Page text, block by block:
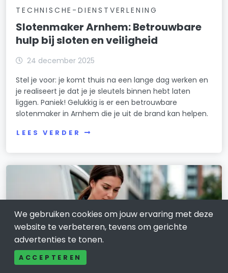
TECHNISCHE-DIENSTVERLENING
Slotenmaker Arnhem: Betrouwbare
hulp bij sloten en veiligheid
24 december 2025
Stel je voor: je komt thuis na een lange dag werken en
je realiseert je dat je je sleutels binnen hebt laten
liggen. Paniek! Gelukkig is er een betrouwbare
slotenmaker in Arnhem die je uit de brand kan helpen.
LEES VERDER
We gebruiken cookies om jouw ervaring met deze
website te verbeteren, tevens om gerichte
advertenties te tonen.
ACCEPTEREN